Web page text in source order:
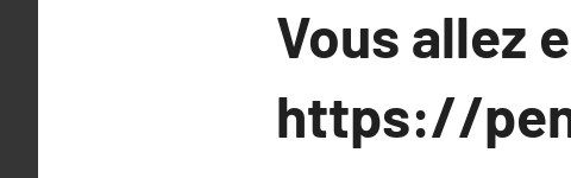
Vous allez
https://